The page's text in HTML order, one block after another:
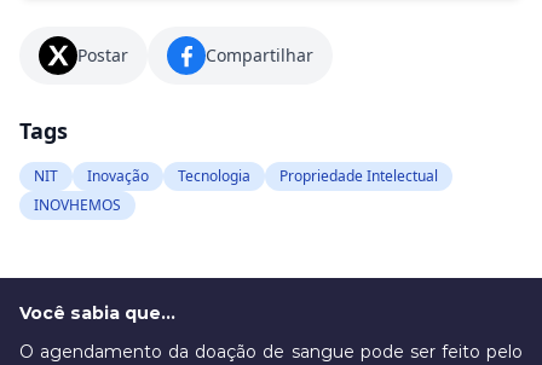
Postar Compartilhar
Tags
NIT Inovação Tecnologia
Propriedade Intelectual
INOVHEMOS
Você sabia que...
O agendamento da doação de sangue pode ser feito pelo